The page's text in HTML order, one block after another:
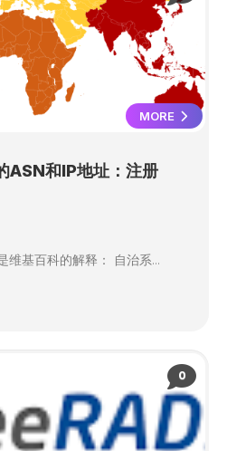
MORE
ASN和IP地址：注册
维基百科的解释： 自治系...
0